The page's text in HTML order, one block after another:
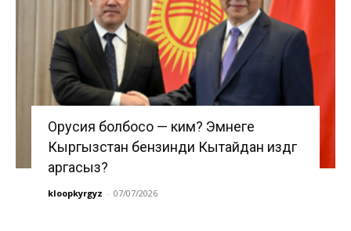
Орусия болбосо — ким? Эмнеге
Кыргызстан бензинди Кытайдан издөөгө
аргасыз?
kloopkyrgyz - 07/07/2026